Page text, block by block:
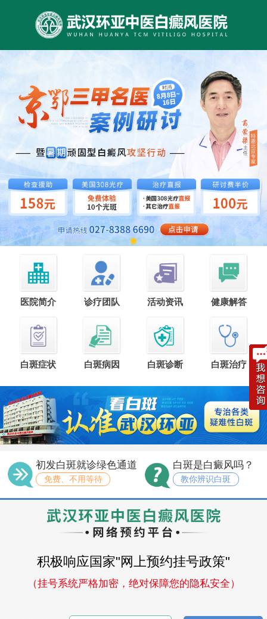
医院简介 诊疗团队 活动资讯 健康解答
白斑症状 白斑病因 白斑诊断 白斑治疗
初发白斑就诊绿色通道
免费、不用等待
白斑是白癜风吗？
教你辨识白斑
积极响应国家"网上预约挂号政策"
（挂号系统严格加密，绝对保障您的隐私安全）